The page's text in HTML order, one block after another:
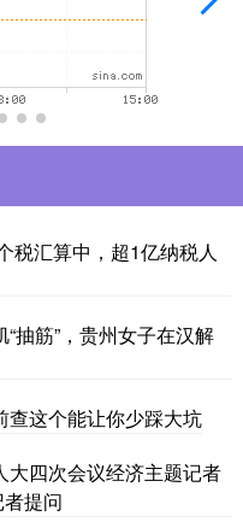
税汇算中，超1亿纳税人
抽筋”，贵州女子在汉解
查这个能让你少踩大坑
大四次会议经济主题记者
提问